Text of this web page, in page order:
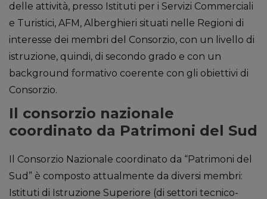
delle attività, presso Istituti per i Servizi Commerciali
e Turistici, AFM, Alberghieri situati nelle Regioni di
interesse dei membri del Consorzio, con un livello di
istruzione, quindi, di secondo grado e con un
background formativo coerente con gli obiettivi di
Consorzio.
Il consorzio nazionale
coordinato da Patrimoni del Sud
Il Consorzio Nazionale coordinato da “Patrimoni del
Sud” è composto attualmente da diversi membri:
Istituti di Istruzione Superiore (di settori tecnico-